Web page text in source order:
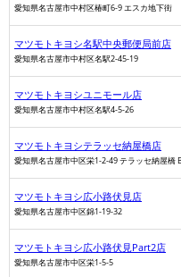
愛知県名古屋市中村区椿町6-9 エスカ地下街
マツモトキヨシ名駅中央郵便局前店
愛知県名古屋市中村区名駅2-45-19
マツモトキヨシユニモール店
愛知県名古屋市中村区名駅4-5-26
マツモトキヨシテラッセ納屋橋店
愛知県名古屋市中区栄1-2-49 テラッセ納屋橋
マツモトキヨシ広小路伏見店
愛知県名古屋市中区錦1-19-32
マツモトキヨシ広小路伏見Part2店
愛知県名古屋市中区栄1-5-5